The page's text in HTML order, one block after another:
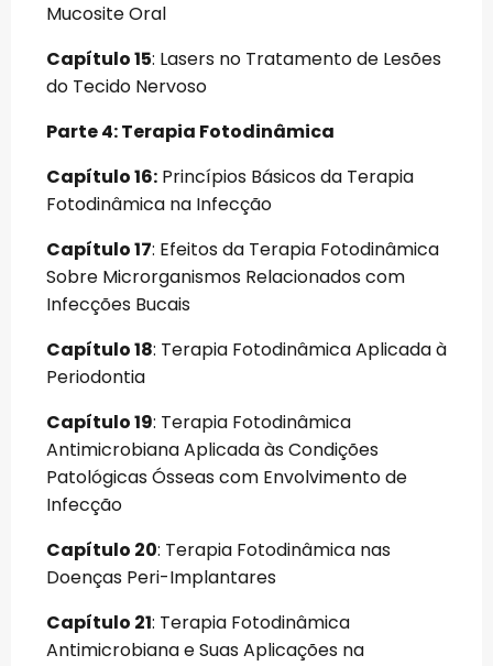
Mucosite Oral
Capítulo 15: Lasers no Tratamento de Lesões
do Tecido Nervoso
Parte 4: Terapia Fotodinâmica
Capítulo 16: Princípios Básicos da Terapia
Fotodinâmica na Infecção
Capítulo 17: Efeitos da Terapia Fotodinâmica
Sobre Microrganismos Relacionados com
Infecções Bucais
Capítulo 18: Terapia Fotodinâmica Aplicada à
Periodontia
Capítulo 19: Terapia Fotodinâmica
Antimicrobiana Aplicada às Condições
Patológicas Ósseas com Envolvimento de
Infecção
Capítulo 20: Terapia Fotodinâmica nas
Doenças Peri-Implantares
Capítulo 21: Terapia Fotodinâmica
Antimicrobiana e Suas Aplicações na